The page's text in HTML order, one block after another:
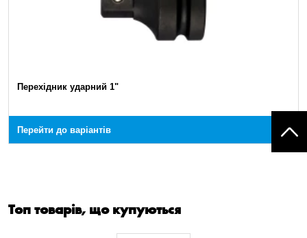
Перехідник ударний 1"
Перейти до варіантів
Топ товарів, що купуються